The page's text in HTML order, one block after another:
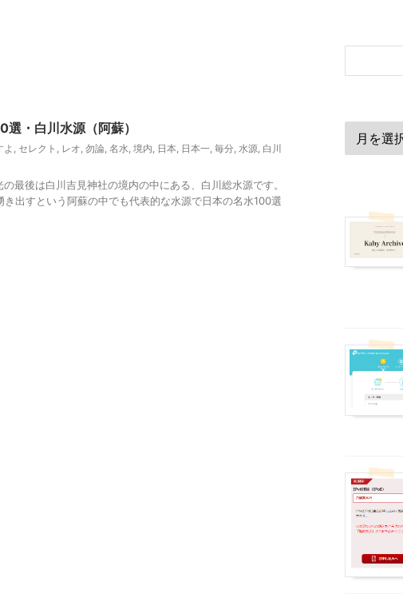
・白川水源（阿蘇）
よ セレクト レオ 勿論 名水 境内 日本 日本一 毎分 水源 白川
最後は白川吉見神社の境内の中にある、白川総水源です。
き出すという阿蘇の中でも代表的な水源で日本の名水100選